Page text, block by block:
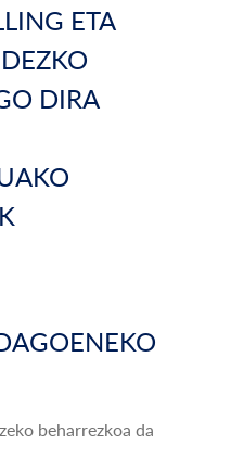
ETA
DIRA
beharrezkoa da